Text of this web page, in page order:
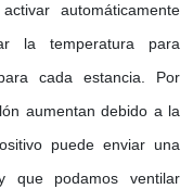
automáticamente
la temperatura para
cada estancia. Por
aumentan debido a la
puede enviar una
que podamos ventilar